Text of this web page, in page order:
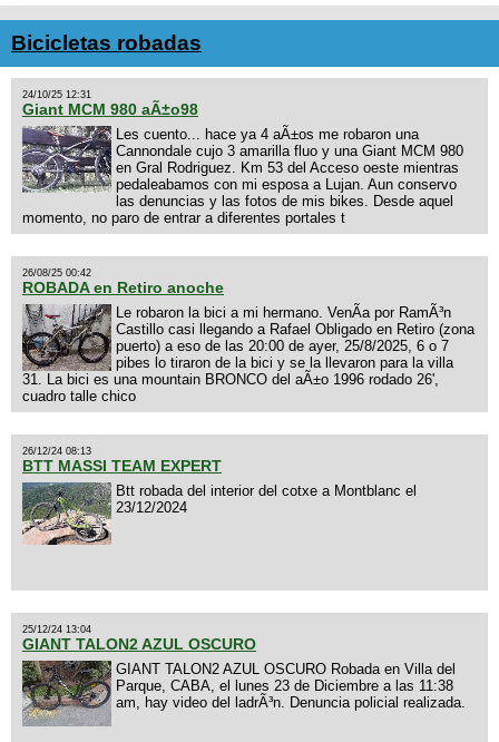
Bicicletas robadas
24/10/25 12:31
Giant MCM 980 aÃ±o98
Les cuento... hace ya 4 aÃ±os me robaron una
Cannondale cujo 3 amarilla fluo y una Giant MCM 980
en Gral Rodriguez. Km 53 del Acceso oeste mientras
pedaleabamos con mi esposa a Lujan. Aun conservo
las denuncias y las fotos de mis bikes. Desde aquel
momento, no paro de entrar a diferentes portales t
26/08/25 00:42
ROBADA en Retiro anoche
Le robaron la bici a mi hermano. VenÃ­a por RamÃ³n
Castillo casi llegando a Rafael Obligado en Retiro (zona
puerto) a eso de las 20:00 de ayer, 25/8/2025, 6 o 7
pibes lo tiraron de la bici y se la llevaron para la villa
31. La bici es una mountain BRONCO del aÃ±o 1996 rodado 26',
cuadro talle chico
26/12/24 08:13
BTT MASSI TEAM EXPERT
Btt robada del interior del cotxe a Montblanc el
23/12/2024
25/12/24 13:04
GIANT TALON2 AZUL OSCURO
GIANT TALON2 AZUL OSCURO Robada en Villa del
Parque, CABA, el lunes 23 de Diciembre a las 11:38
am, hay video del ladrÃ³n. Denuncia policial realizada.